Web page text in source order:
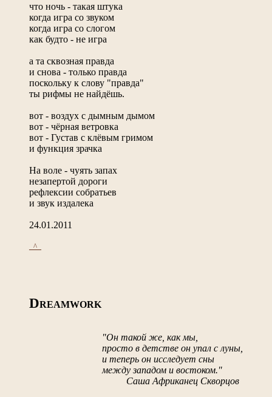
что ночь - такая штука
когда игра со звуком
когда игра со слогом
как будто - не игра
а та сквозная правда
и снова - только правда
поскольку к слову "правда"
ты рифмы не найдёшь.
вот - воздух с дымным дымом
вот - чёрная ветровка
вот - Густав с клёвым гримом
и функция зрачка
На воле - чуять запах
незапертой дороги
рефлексии собратьев
и звук издалека
24.01.2011
_^_
DREAMWORK
"Он такой же, как мы,
просто в детстве он упал с луны,
и теперь он исследует сны
между западом и востоком."
Саша Африканец Скворцов